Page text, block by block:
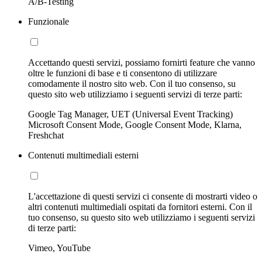
Funzionale
Accettando questi servizi, possiamo fornirti feature che vanno
oltre le funzioni di base e ti consentono di utilizzare
comodamente il nostro sito web. Con il tuo consenso, su
questo sito web utilizziamo i seguenti servizi di terze parti:
Google Tag Manager, UET (Universal Event Tracking)
Microsoft Consent Mode, Google Consent Mode, Klarna,
Freshchat
Contenuti multimediali esterni
L'accettazione di questi servizi ci consente di mostrarti video o
altri contenuti multimediali ospitati da fornitori esterni. Con il
tuo consenso, su questo sito web utilizziamo i seguenti servizi
di terze parti:
Vimeo, YouTube